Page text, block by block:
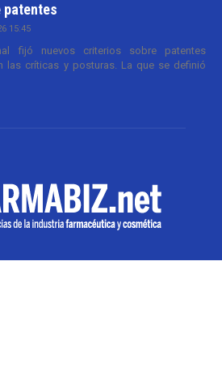
patentes
15:45
fijó nuevos criterios sobre patentes
las críticas y posturas. La que se definió